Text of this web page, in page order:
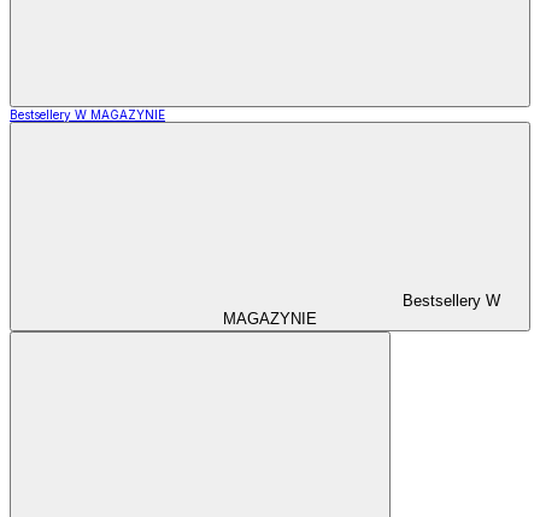
Bestsellery W MAGAZYNIE
Bestsellery W
MAGAZYNIE